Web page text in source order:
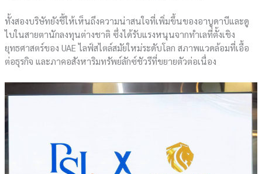
ทั้งสองบริษัทยังชี้ให้เห็นถึงความน่าสนใจที่เพิ่มขึ้นของอาบูดาบีและดู
ไบในสายตานักลงทุนต่างชาติ ซึ่งได้รับแรงหนุนจากทำเลที่ตั้งเชิง
ยุทธศาสตร์ของ UAE ไลฟ์สไตล์สมัยใหม่ระดับโลก สภาพแวดล้อมที่เอื้อ
ต่อธุรกิจ และภาคอสังหาริมทรัพย์ลักซ์ชัวรีที่ขยายตัวต่อเนื่อง